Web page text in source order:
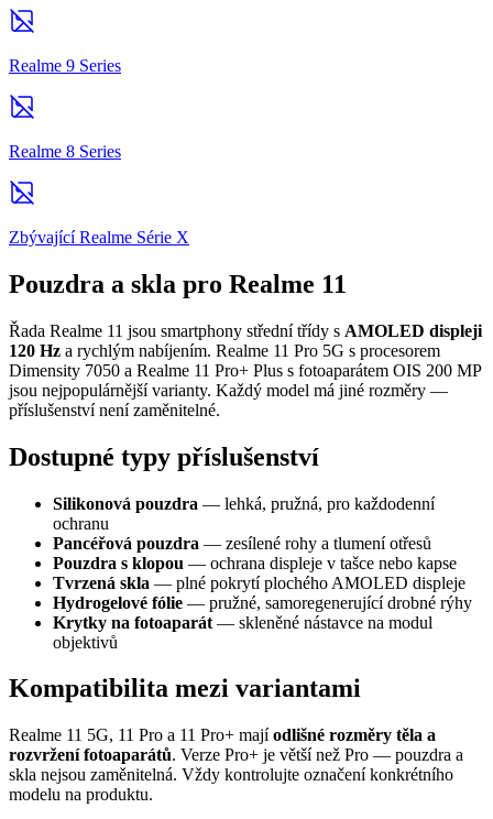
Realme 9 Series
Realme 8 Series
Zbývající Realme Série X
Pouzdra a skla pro Realme 11
Řada Realme 11 jsou smartphony střední třídy s AMOLED displeji
120 Hz a rychlým nabíjením. Realme 11 Pro 5G s procesorem
Dimensity 7050 a Realme 11 Pro+ Plus s fotoaparátem OIS 200 MP
jsou nejpopulárnější varianty. Každý model má jiné rozměry —
příslušenství není zaměnitelné.
Dostupné typy příslušenství
Silikonová pouzdra — lehká, pružná, pro každodenní
ochranu
Pancéřová pouzdra — zesílené rohy a tlumení otřesů
Pouzdra s klopou — ochrana displeje v tašce nebo kapse
Tvrzená skla — plné pokrytí plochého AMOLED displeje
Hydrogelové fólie — pružné, samoregenerující drobné rýhy
Krytky na fotoaparát — skleněné nástavce na modul
objektivů
Kompatibilita mezi variantami
Realme 11 5G, 11 Pro a 11 Pro+ majíodlišné rozměry těla a
rozvržení fotoaparátů. Verze Pro+ je větší než Pro — pouzdra a
skla nejsou zaměnitelná. Vždy kontrolujte označení konkrétního
modelu na produktu.